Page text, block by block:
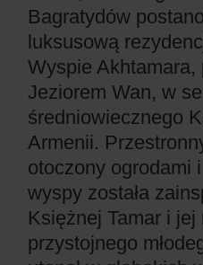
Bagratydów
luksusową
Wyspie Akhtamara,
Jeziorem Wan, w
średniowiecznego
Armenii.
otoczony ogrodami
wyspy została
Księżnej Tamar i jej
przystojnego